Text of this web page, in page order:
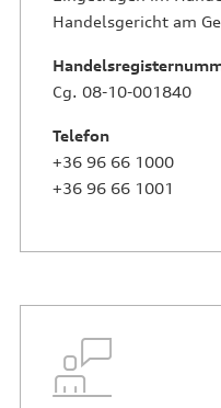
Handelsgericht am
Cg. 08-10-001840
Telefon
+36 96 66 1000
+36 96 66 1001